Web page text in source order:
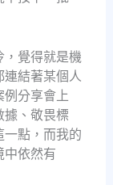
，覺得就是機
結著某個人
分享會上
據、敬畏標
一點，而我的
中依然有